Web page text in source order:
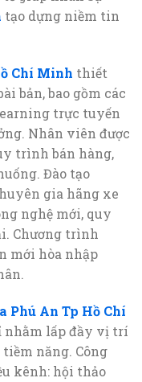
tạo dựng niềm tin
Chí Minh thiết
bản, bao gồm các
trực tuyến
Nhân viên được
trình bán hàng,
Đào tạo
gia hãng xe
nghệ mới, quy
Chương trình
mới hòa nhập
Phú An Tp Hồ Chí
nhằm lấp đầy vị trí
năng. Công
kênh: hội thảo